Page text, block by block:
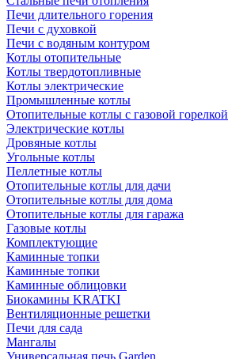
Печи длительного горения
Печи с духовкой
Печи с водяным контуром
Котлы отопительные
Котлы твердотопливные
Котлы электрические
Промышленные котлы
Отопительные котлы с газовой горелкой
Электрические котлы
Дровяные котлы
Угольные котлы
Пеллетные котлы
Отопительные котлы для дачи
Отопительные котлы для дома
Отопительные котлы для гаража
Газовые котлы
Комплектующие
Каминные топки
Каминные топки
Каминные облицовки
Биокамины KRATKI
Вентиляционные решетки
Печи для сада
Мангалы
Универсальная печь Garden